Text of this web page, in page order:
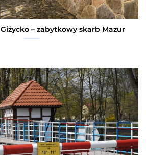
– zabytkowy skarb Mazur